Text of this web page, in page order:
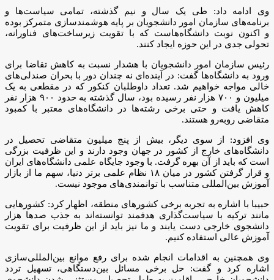
وی ادامه داد: طی یک سال و نیم گذشته، تمامی سیاست‌ها و
برنامه‌های سازمان امور دانشجویان بر پایه هوشمندسازی متمرکز بوده
و اکنون نوبت دانشگاه‌هاست که با تقویت زیرساخت‌های فناورانه،
تحولی جدی در این حوزه ایجاد کنند.
رئیس سازمان امور دانشجویان با هشدار نسبت به کاهش تقاضا برای
ورود به دانشگاه‌ها گفت: در آینده‌ای نه چندان دور با بحران صندلی‌های
خالی مواجه خواهیم شد. تعداد داوطلبان کنکور که در مقطعی به یک
میلیون و ۷۰۰ هزار نفر رسیده بود، سال گذشته به حدود ۹۰۰ هزار نفر
کاهش یافت و حتی برخی رشته‌ها در دانشگاه‌های معتبر با کمبود
متقاضی روبه‌رو هستند.
وی افزود: از سوی دیگر، بیش از پنج میلیون متقاضی تحصیل در
دانشگاه‌های خارج از کشور در جهان وجود دارند و این ظرفیت بزرگی
است که باید از آن بهره گرفت. با وجود جایگاه علمی دانشگاه‌های ایران
و قرار گرفتن کشور در میان ۱۸ نظام علمی برتر دنیا، سهم ما از بازار
آموزش بین‌المللی متناسب با توانمندی‌های موجود نیست.
حبیبا با اشاره به تجربه برخی کشورهای منطقه، اظهار کرد: کشورهایی
مانند ترکیه با سیاست‌گذاری هدفمند توانسته‌اند به جذب صدها هزار
دانشجوی خارجی دست یابند و ما نیز باید از این ظرفیت برای تقویت
آموزش عالی استفاده کنیم.
وی همچنین به اقدامات انجام شده برای رفع موانع بین‌المللی‌سازی
اشاره کرد و گفت: حل برخی مسائل بین‌دستگاهی، تسهیل تردد